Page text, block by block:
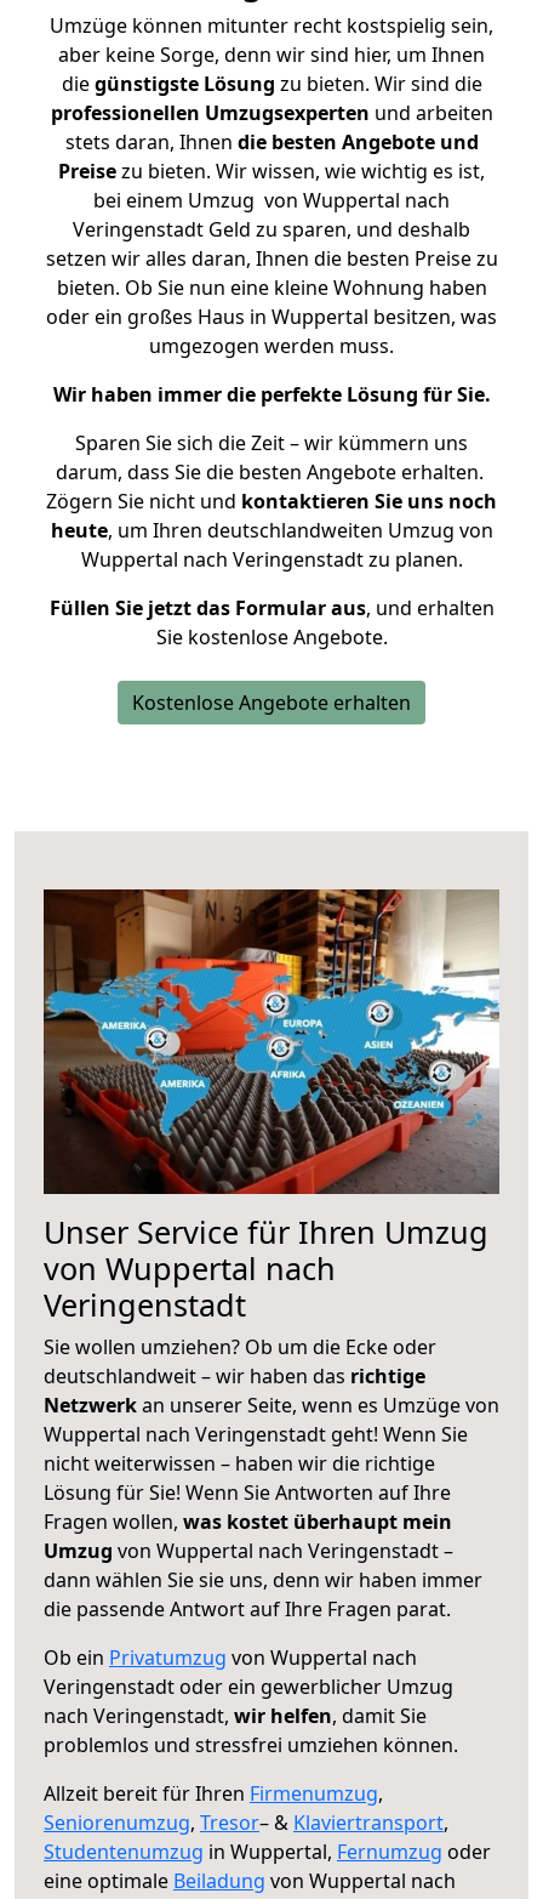
Umzüge können mitunter recht kostspielig sein,
aber keine Sorge, denn wir sind hier, um Ihnen
diegünstigste Lösung zu bieten. Wir sind die
professionellen Umzugsexperten und arbeiten
stets daran, Ihnen die besten Angebote und
Preisezu bieten. Wir wissen, wie wichtig es ist,
bei einem Umzug von Wuppertal nach
Veringenstadt Geld zu sparen, und deshalb
setzen wir alles daran, Ihnen die besten Preise zu
bieten. Ob Sie nun eine kleine Wohnung haben
oder ein großes Haus in Wuppertal besitzen, was
umgezogen werden muss.
Wir haben immer die perfekte Lösung für Sie.
Sparen Sie sich die Zeit – wir kümmern uns
darum, dass Sie die besten Angebote erhalten.
Zögern Sie nicht und kontaktieren Sie uns noch
heute, um Ihren deutschlandweiten Umzug von
Wuppertal nach Veringenstadt zu planen.
Füllen Sie jetzt das Formular aus, und erhalten
Sie kostenlose Angebote.
Kostenlose Angebote erhalten
Unser Service für Ihren Umzug
von Wuppertal nach
Veringenstadt
Sie wollen umziehen? Ob um die Ecke oder
deutschlandweit – wir haben das richtige
Netzwerkan unserer Seite, wenn es Umzüge von
Wuppertal nach Veringenstadt geht! Wenn Sie
nicht weiterwissen – haben wir die richtige
Lösung für Sie! Wenn Sie Antworten auf Ihre
Fragen wollen, was kostet überhaupt mein
Umzug von Wuppertal nach Veringenstadt –
dann wählen Sie sie uns, denn wir haben immer
die passende Antwort auf Ihre Fragen parat.
Ob ein Privatumzug von Wuppertal nach
Veringenstadt oder ein gewerblicher Umzug
nach Veringenstadt, wir helfen, damit Sie
problemlos und stressfrei umziehen können.
Allzeit bereit für Ihren Firmenumzug,
Seniorenumzug, Tresor– & Klaviertransport,
Studentenumzug in Wuppertal, Fernumzug oder
eine optimale Beiladung von Wuppertal nach